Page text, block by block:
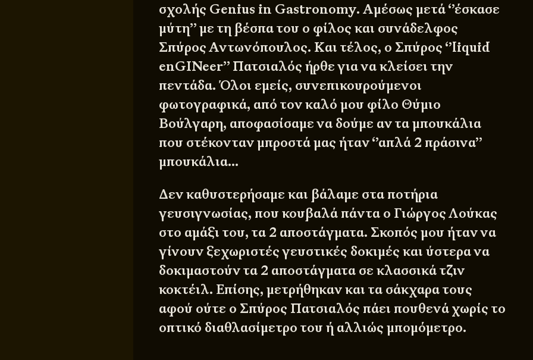
σχολής Genius in Gastronomy. Αμέσως μετά ‘’έσκασε
μύτη’’ με τη βέσπα του ο φίλος και συνάδελφος
Σπύρος Αντωνόπουλος. Και τέλος, ο Σπύρος ‘’liquid
enGINeer’’ Πατσιαλός ήρθε για να κλείσει την
πεντάδα. Όλοι εμείς, συνεπικουρούμενοι
φωτογραφικά, από τον καλό μου φίλο Θύμιο
Βούλγαρη, αποφασίσαμε να δούμε αν τα μπουκάλια
που στέκονταν μπροστά μας ήταν ‘’απλά 2 πράσινα’’
μπουκάλια…
Δεν καθυστερήσαμε και βάλαμε στα ποτήρια
γευσιγνωσίας, που κουβαλά πάντα ο Γιώργος Λούκας
στο αμάξι του, τα 2 αποστάγματα. Σκοπός μου ήταν να
γίνουν ξεχωριστές γευστικές δοκιμές και ύστερα να
δοκιμαστούν τα 2 αποστάγματα σε κλασσικά τζιν
κοκτέιλ. Επίσης, μετρήθηκαν και τα σάκχαρα τους
αφού ούτε ο Σπύρος Πατσιαλός πάει πουθενά χωρίς το
οπτικό διαθλασίμετρο του ή αλλιώς μπομόμετρο.